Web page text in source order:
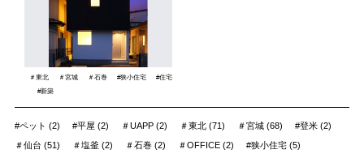
＃東北 ＃宮城 ＃石巻 #狭小住宅
#住宅
#新築
#ペット (2) #平屋 (2) ＃UAPP (2) ＃東北 (71) ＃宮城 (68)
#登米 (2)
＃仙台 (51)
＃塩釜 (2) ＃石巻 (2) ＃OFFICE (2)
#狭小住宅 (5)